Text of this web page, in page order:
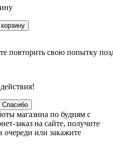
повторить свою попытку
Спасибо
магазина по будням с
заказ на сайте, получите
очереди или закажите